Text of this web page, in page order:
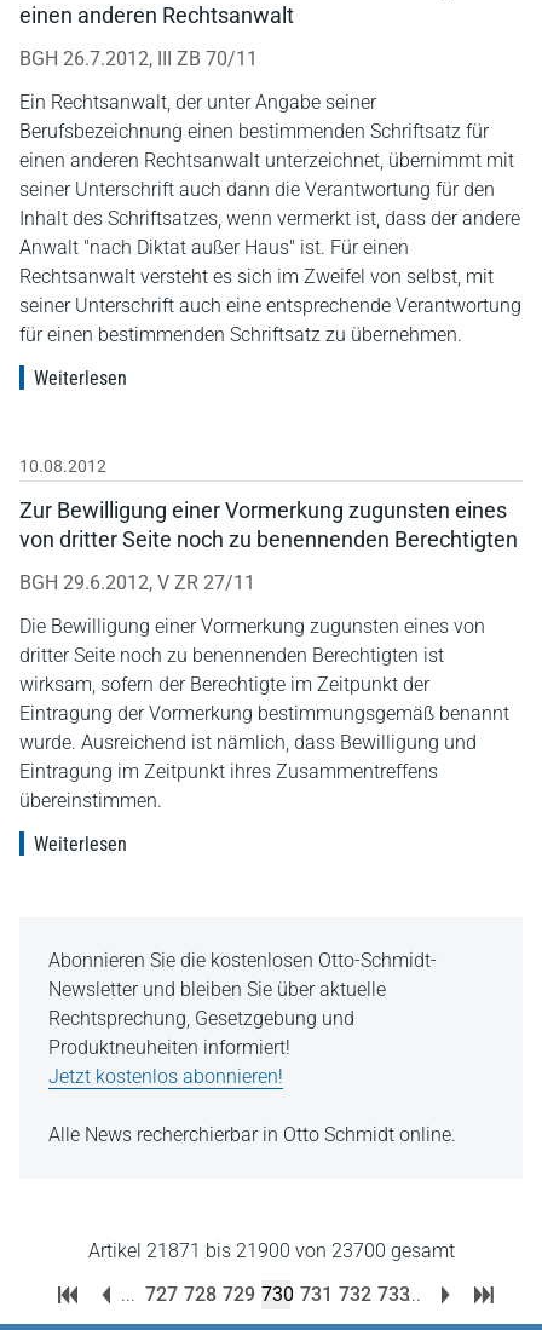
einen anderen Rechtsanwalt
BGH 26.7.2012, III ZB 70/11
Ein Rechtsanwalt, der unter Angabe seiner
Berufsbezeichnung einen bestimmenden Schriftsatz für
einen anderen Rechtsanwalt unterzeichnet, übernimmt mit
seiner Unterschrift auch dann die Verantwortung für den
Inhalt des Schriftsatzes, wenn vermerkt ist, dass der andere
Anwalt "nach Diktat außer Haus" ist. Für einen
Rechtsanwalt versteht es sich im Zweifel von selbst, mit
seiner Unterschrift auch eine entsprechende Verantwortung
für einen bestimmenden Schriftsatz zu übernehmen.
Weiterlesen
10.08.2012
Zur Bewilligung einer Vormerkung zugunsten eines
von dritter Seite noch zu benennenden Berechtigten
BGH 29.6.2012, V ZR 27/11
Die Bewilligung einer Vormerkung zugunsten eines von
dritter Seite noch zu benennenden Berechtigten ist
wirksam, sofern der Berechtigte im Zeitpunkt der
Eintragung der Vormerkung bestimmungsgemäß benannt
wurde. Ausreichend ist nämlich, dass Bewilligung und
Eintragung im Zeitpunkt ihres Zusammentreffens
übereinstimmen.
Weiterlesen
Abonnieren Sie die kostenlosen Otto-Schmidt-
Newsletter und bleiben Sie über aktuelle
Rechtsprechung, Gesetzgebung und
Produktneuheiten informiert!
Jetzt kostenlos abonnieren!
Alle News recherchierbar in Otto Schmidt online.
Artikel 21871 bis 21900 von 23700 gesamt
... 727 728 729 730 731 732 733...